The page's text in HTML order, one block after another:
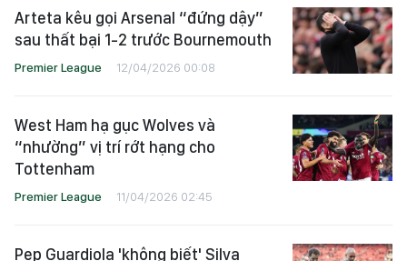
Arteta kêu gọi Arsenal “đứng dậy”
sau thất bại 1-2 trước Bournemouth
Premier League 12/04/2026 00:08
West Ham hạ gục Wolves và
“nhường” vị trí rớt hạng cho
Tottenham
Premier League 11/04/2026 02:45
Pep Guardiola 'không biết' Silva